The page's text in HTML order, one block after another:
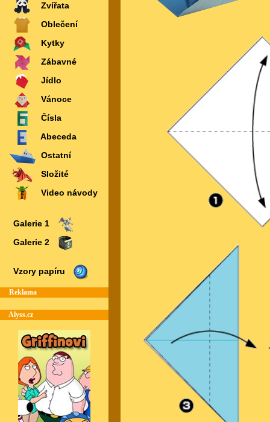
Zvířata
Oblečení
Kytky
Zábavné
Jídlo
Vánoce
Čísla
Abeceda
Ostatní
Složité
Video návody
Galerie 1
Galerie 2
Vzory papíru
Reklama
Alyss.cz